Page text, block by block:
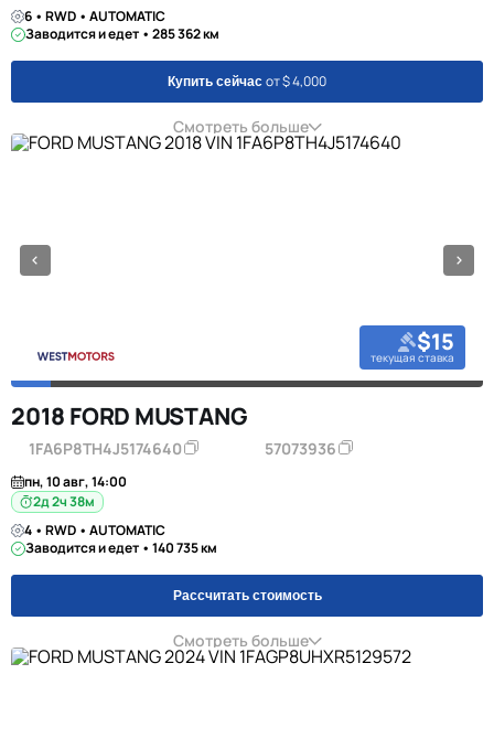
6 • RWD • AUTOMATIC
Заводится и едет • 285 362 км
Купить сейчас от $ 4,000
Смотреть больше
$15
текущая ставка
2018 FORD MUSTANG
1FA6P8TH4J5174640 57073936
пн, 10 авг, 14:00
2д 2ч 38м
4 • RWD • AUTOMATIC
Заводится и едет • 140 735 км
Рассчитать стоимость
Смотреть больше